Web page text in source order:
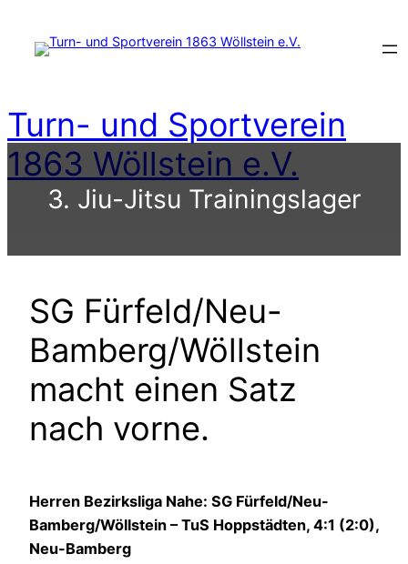
Inhalt
Turn- und Sportverein
1863 Wöllstein e.V.
3. Jiu-Jitsu Trainingslager
SG Fürfeld/Neu-
Bamberg/Wöllstein
macht einen Satz
nach vorne.
Herren Bezirksliga Nahe: SG Fürfeld/Neu-
Bamberg/Wöllstein – TuS Hoppstädten, 4:1 (2:0),
Neu-Bamberg